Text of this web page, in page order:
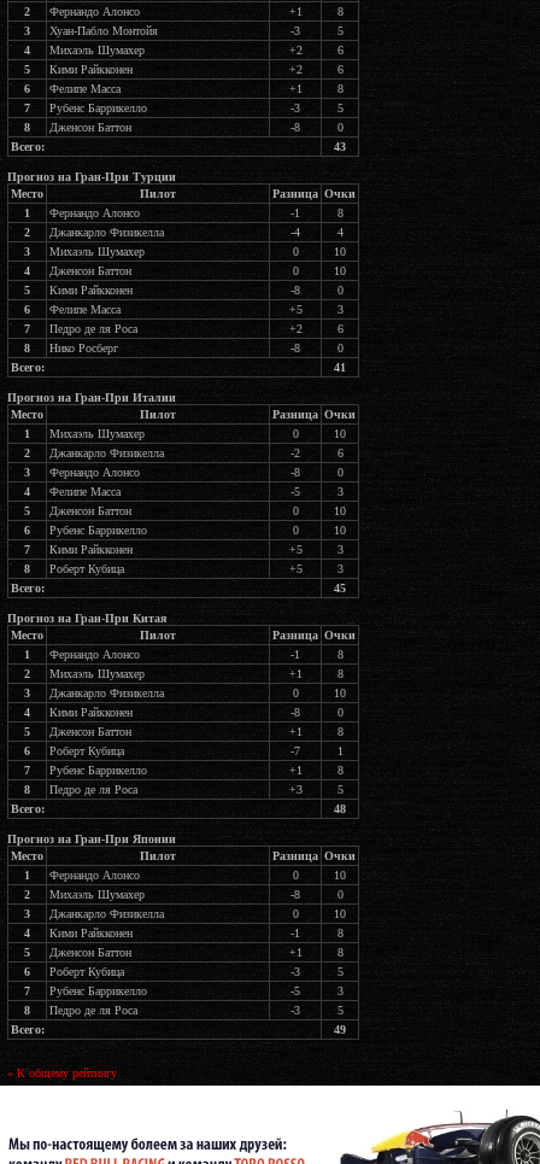
2
Фернандо Алонсо +1
8
3
Хуан-Пабло Монтойя -3
5
4
Михаэль Шумахер +2
6
5
Кими Райкконен +2
6
6
Фелипе Масса +1
8
7
Рубенс Баррикелло -3
5
8
Дженсон Баттон -8
0
Всего:
43
Прогноз на Гран-При Турции
Место
Пилот Разница Очки
1
Фернандо Алонсо -1
8
2
Джанкарло Физикелла -4
4
3
Михаэль Шумахер 0
10
4
Дженсон Баттон 0
10
5
Кими Райкконен -8
0
6
Фелипе Масса +5
3
7
Педро де ля Роса +2
6
8
Нико Росберг -8
0
Всего:
41
Прогноз на Гран-При Италии
Место
Пилот Разница Очки
1
Михаэль Шумахер 0
10
2
Джанкарло Физикелла -2
6
3
Фернандо Алонсо -8
0
4
Фелипе Масса -5
3
5
Дженсон Баттон 0
10
6
Рубенс Баррикелло 0
10
7
Кими Райкконен +5
3
8
Роберт Кубица +5
3
Всего:
45
Прогноз на Гран-При Китая
Место
Пилот Разница Очки
1
Фернандо Алонсо -1
8
2
Михаэль Шумахер +1
8
3
Джанкарло Физикелла 0
10
4
Кими Райкконен -8
0
5
Дженсон Баттон +1
8
6
Роберт Кубица -7
1
7
Рубенс Баррикелло +1
8
8
Педро де ля Роса +3
5
Всего:
48
Прогноз на Гран-При Японии
Место
Пилот Разница Очки
1
Фернандо Алонсо 0
10
2
Михаэль Шумахер -8
0
3
Джанкарло Физикелла 0
10
4
Кими Райкконен -1
8
5
Дженсон Баттон +1
8
6
Роберт Кубица -3
5
7
Рубенс Баррикелло -5
3
8
Педро де ля Роса -3
5
Всего:
49
« К общему рейтингу